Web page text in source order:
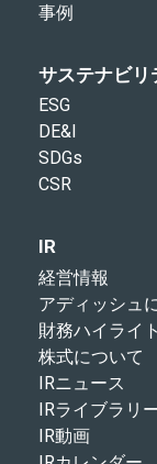
事例
サステナビリ
ESG
DE&I
SDGs
CSR
IR
経営情報
アディッシュ
財務ハイライト
株式について
IRニュース
IRライブラリ
IR動画